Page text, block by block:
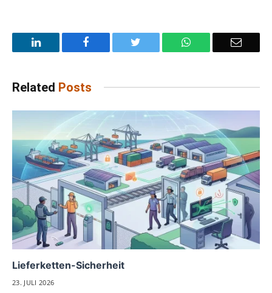
LinkedIn Facebook WhatsApp Email
Related Posts
Lieferketten-Sicherheit
23. JULI 2026